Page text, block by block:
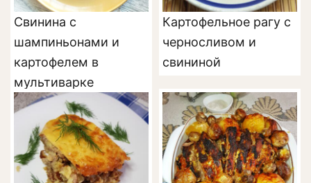
Свинина с
шампиньонами и
картофелем в
мультиварке
Картофельное рагу с
черносливом и
свининой